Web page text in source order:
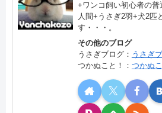
+ワンコ飼い初心者の普
人間+うさぎ2羽+犬2匹
す・・・。
その他のブログ
うさぎブログ： うさぎ
つかぬこと！： つかぬ